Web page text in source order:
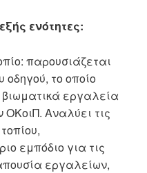
ενότητες:
παρουσιάζεται
οδηγού, το οποίο
εργαλεία
Αναλύει τις
εμπόδιο για τις
εργαλείων,